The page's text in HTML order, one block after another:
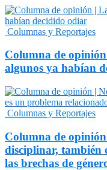
Columnas y Reportajes
Columna de
algunos ya habían
Columnas y Reportajes
Columna de
disciplinar, también
las brechas de